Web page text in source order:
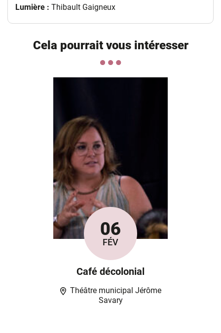
Lumière : Thibault Gaigneux
Cela pourrait vous intéresser
Le
06
FÉV
Café décolonial
Théâtre municipal Jérôme
Savary